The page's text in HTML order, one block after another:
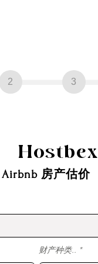
2 3
Hostbex
Airbnb 房产估价
财产种类..